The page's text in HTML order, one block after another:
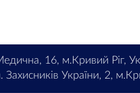
16, м.Кривий Ріг,
Захисників України, 2,